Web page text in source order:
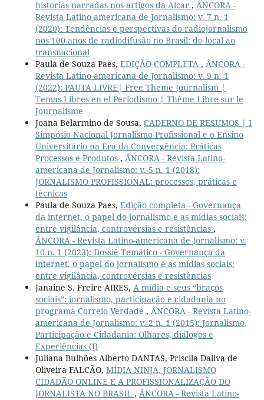
histórias narradas nos artigos da Alcar , ÂNCORA -
Revista Latino-americana de Jornalismo: v. 7 n. 1
(2020): Tendências e perspectivas do radiojornalismo
nos 100 anos de radiodifusão no Brasil: do local ao
transnacional
Paula de Souza Paes, EDIÇÃO COMPLETA , ÂNCORA -
Revista Latino-americana de Jornalismo: v. 9 n. 1
(2022): PAUTA LIVRE| Free Theme Journalism |
Temas Libres en el Periodismo | Thème Libre sur le
Journalisme
Joana Belarmino de Sousa, CADERNO DE RESUMOS | I
Simpósio Nacional Jornalismo Profissional e o Ensino
Universitário na Era da Convergência: Práticas
Processos e Produtos , ÂNCORA - Revista Latino-
americana de Jornalismo: v. 5 n. 1 (2018):
JORNALISMO PROFISSIONAL: processos, práticas e
técnicas
Paula de Souza Paes, Edição completa - Governança
da internet, o papel do jornalismo e as mídias sociais:
entre vigilância, controvérsias e resistências ,
ÂNCORA - Revista Latino-americana de Jornalismo: v.
10 n. 1 (2023): Dossiê Temático - Governança da
internet, o papel do jornalismo e as mídias sociais:
entre vigilância, controvérsias e resistências
Janaine S. Freire AIRES, A mídia e seus “braços
sociais”: jornalismo, participação e cidadania no
programa Correio Verdade , ÂNCORA - Revista Latino-
americana de Jornalismo: v. 2 n. 1 (2015): Jornalismo,
Participação e Cidadania: Olhares, diálogos e
Experiências (I)
Juliana Bulhões Alberto DANTAS, Priscila Dallva de
Oliveira FALCÃO, MÍDIA NINJA, JORNALISMO
CIDADÃO ONLINE E A PROFISSIONALIZAÇÃO DO
JORNALISTA NO BRASIL , ÂNCORA - Revista Latino-